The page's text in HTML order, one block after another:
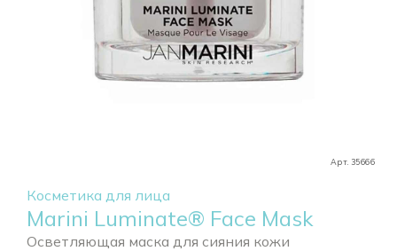
Арт. 35666
Косметика для лица
Marini Luminate® Face Mask
Осветляющая маска для сияния кожи